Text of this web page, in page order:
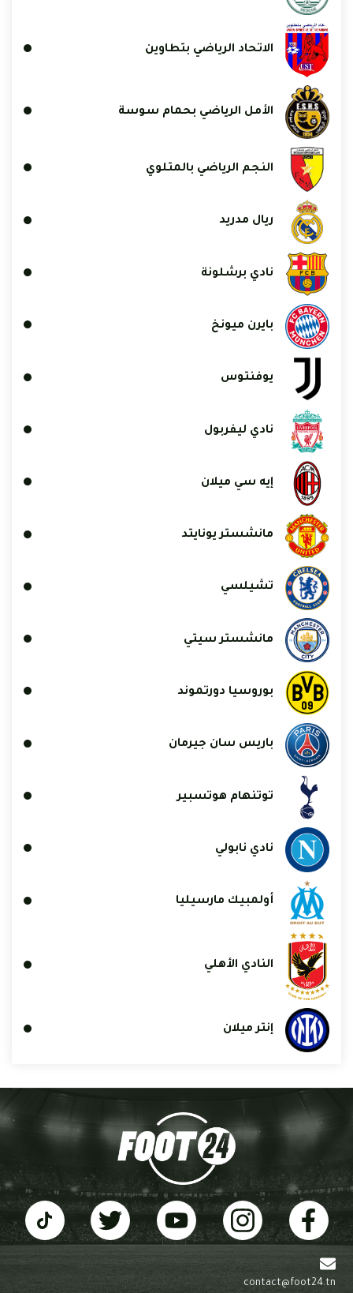
الاتحاد الرياضي بتطاوين
الأمل الرياضي بحمام سوسة
النجم الرياضي بالمتلوي
ريال مدريد
نادي برشلونة
بايرن ميونخ
يوفنتوس
نادي ليفربول
إيه سي ميلان
مانشستر يونايتد
تشيلسي
مانشستر سيتي
بوروسيا دورتموند
باريس سان جيرمان
توتنهام هوتسبير
نادي نابولي
أولمبيك مارسيليا
النادي الأهلي
إنتر ميلان
contact@foot24.tn